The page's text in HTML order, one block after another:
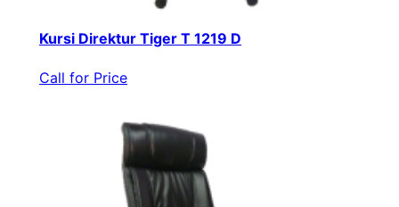
Kursi Direktur Tiger T 1219 D
Call for Price